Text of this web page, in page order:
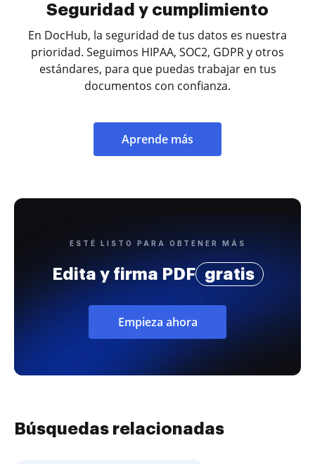
Seguridad y cumplimiento
En DocHub, la seguridad de tus datos es nuestra
prioridad. Seguimos HIPAA, SOC2, GDPR y otros
estándares, para que puedas trabajar en tus
documentos con confianza.
Aprende más
ESTÉ LISTO PARA OBTENER MÁS
Edita y firma PDF gratis
Empieza ahora
Búsquedas relacionadas